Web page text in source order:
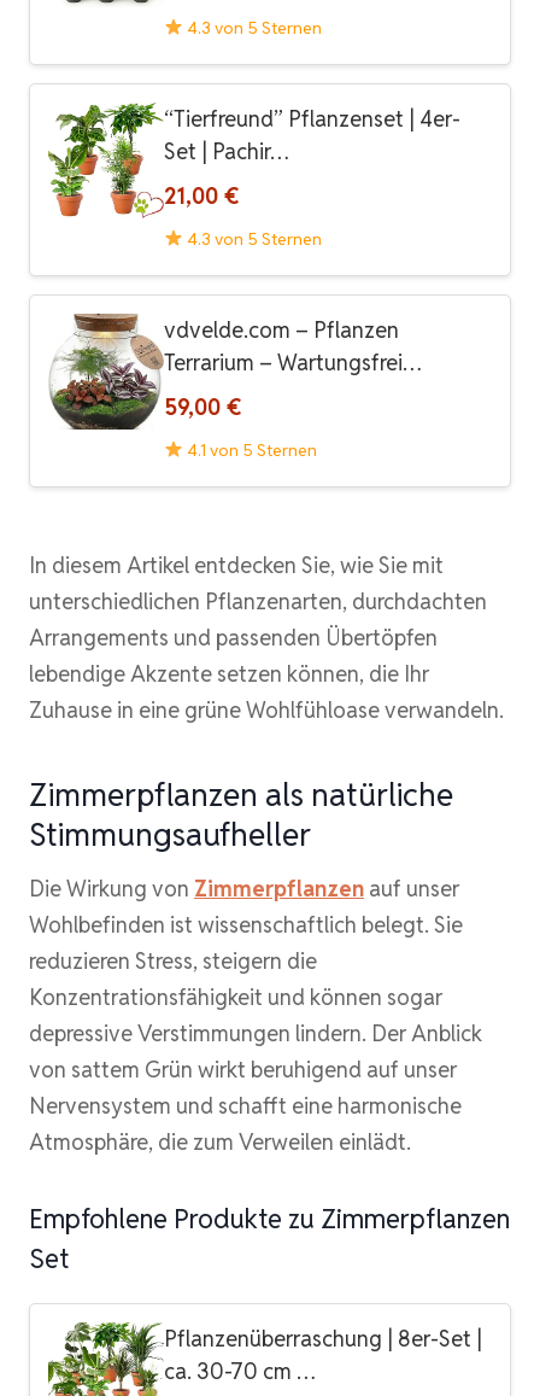
4.3 von 5 Sternen
“Tierfreund” Pflanzenset | 4er-
Set | Pachir…
21,00 €
4.3 von 5 Sternen
vdvelde.com – Pflanzen
Terrarium – Wartungsfrei…
59,00 €
4.1 von 5 Sternen
In diesem Artikel entdecken Sie, wie Sie mit
unterschiedlichen Pflanzenarten, durchdachten
Arrangements und passenden Übertöpfen
lebendige Akzente setzen können, die Ihr
Zuhause in eine grüne Wohlfühloase verwandeln.
Zimmerpflanzen als natürliche
Stimmungsaufheller
Die Wirkung von Zimmerpflanzen auf unser
Wohlbefinden ist wissenschaftlich belegt. Sie
reduzieren Stress, steigern die
Konzentrationsfähigkeit und können sogar
depressive Verstimmungen lindern. Der Anblick
von sattem Grün wirkt beruhigend auf unser
Nervensystem und schafft eine harmonische
Atmosphäre, die zum Verweilen einlädt.
Empfohlene Produkte zu Zimmerpflanzen
Set
Pflanzenüberraschung | 8er-Set |
ca. 30-70 cm …